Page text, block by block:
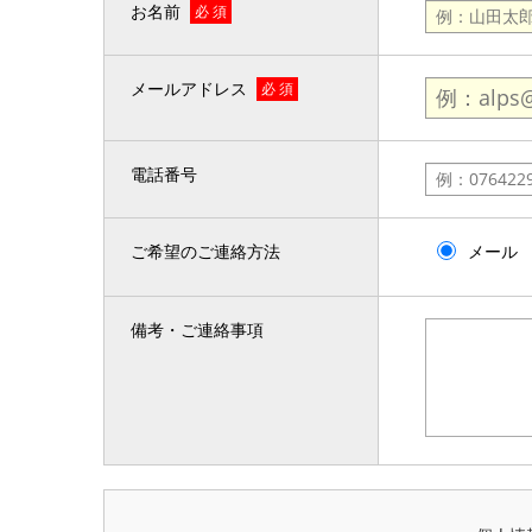
お名前 必 須
メールアドレス 必 須
電話番号
ご希望のご連絡方法 メール
備考・ご連絡事項